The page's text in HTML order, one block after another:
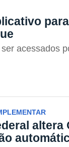
acessados
altera